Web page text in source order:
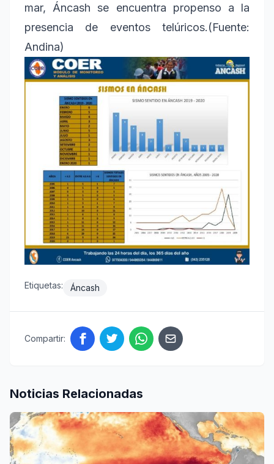
mar, Áncash se encuentra propenso a la
presencia de eventos telúricos.(Fuente:
Andina)
Etiquetas: Áncash
Compartir:
Noticias Relacionadas